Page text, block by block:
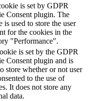
is set by GDPR
Consent plugin. The
is used to store the user
for the cookies in the
"Performance".
is set by the GDPR
Consent plugin and is
store whether or not user
to the use of
It does not store any
data.